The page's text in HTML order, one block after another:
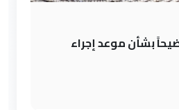
بشأن موعد إجراء